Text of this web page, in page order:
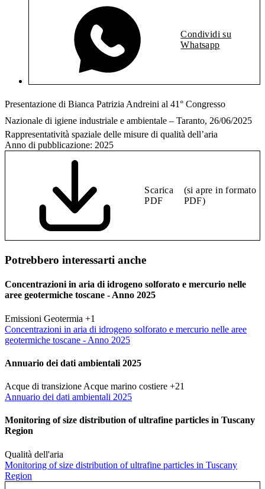
Condividi su
Whatsapp
Presentazione di Bianca Patrizia Andreini al 41° Congresso
Nazionale di igiene industriale e ambientale – Taranto, 26/06/2025
Rappresentatività spaziale delle misure di qualità dell’aria
Anno di pubblicazione: 2025
Scarica
PDF
(si apre in formato
PDF)
Potrebbero interessarti anche
Concentrazioni in aria di idrogeno solforato e mercurio nelle
aree geotermiche toscane - Anno 2025
Emissioni Geotermia +1
Concentrazioni in aria di idrogeno solforato e mercurio nelle aree
geotermiche toscane - Anno 2025
Annuario dei dati ambientali 2025
Acque di transizione Acque marino costiere +21
Annuario dei dati ambientali 2025
Monitoring of size distribution of ultrafine particles in Tuscany
Region
Qualità dell'aria
Monitoring of size distribution of ultrafine particles in Tuscany
Region